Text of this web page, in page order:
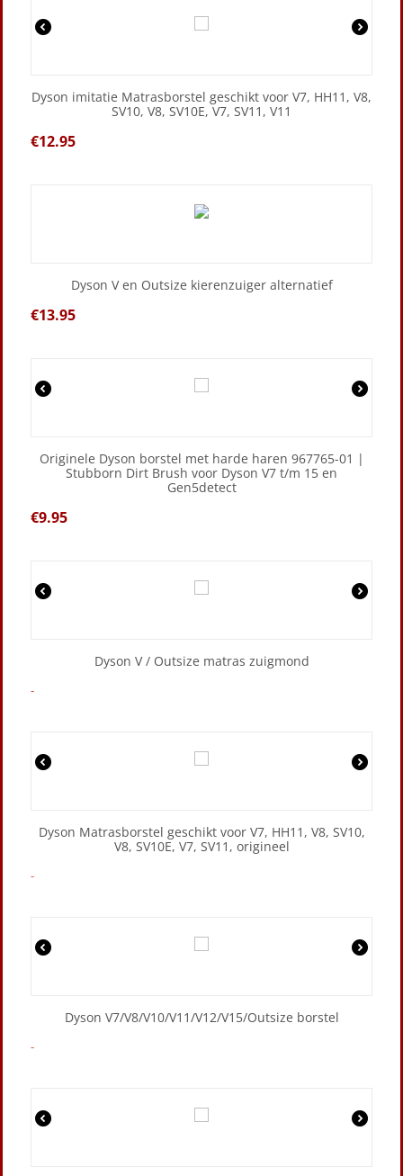
Dyson imitatie Matrasborstel geschikt voor V7, HH11, V8,
SV10, V8, SV10E, V7, SV11, V11
€12.95
Dyson V en Outsize kierenzuiger alternatief
€13.95
Originele Dyson borstel met harde haren 967765-01 |
Stubborn Dirt Brush voor Dyson V7 t/m 15 en
Gen5detect
€9.95
Dyson V / Outsize matras zuigmond
-
Dyson Matrasborstel geschikt voor V7, HH11, V8, SV10,
V8, SV10E, V7, SV11, origineel
-
Dyson V7/V8/V10/V11/V12/V15/Outsize borstel
-